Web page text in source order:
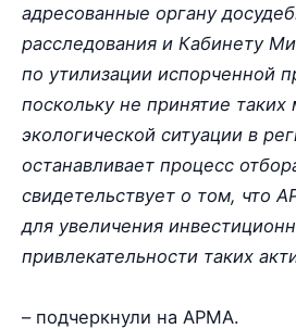
адресованные органу
расследования и Кабинету
по утилизации испорченной
поскольку не принятие
экологической ситуации в
останавливает процесс
свидетельствует о том, что
для увеличения
привлекательности таких
– подчеркнули на АРМА.